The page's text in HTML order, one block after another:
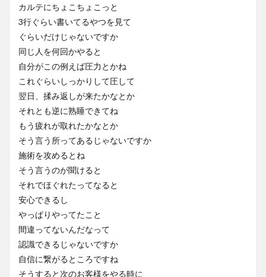
カルテにちょこちょこっと
3行ぐらい書いてるやつを見て
ぐらいだけじゃないですか
同じ人を何回かやると
自分がこの例えば圧力とかね
これぐらいしっかりして圧して
翌日、揉み返しが来たかなとか
それとも逆に熟睡できてね
もう疲れが取れたかなとか
そう言う所ってあるじゃないですか
施術を攻めるとね
そう言うのが聞けると
それでほぐれたってなると
安心できるし
やっぱりやってたこと
間違ってないんだなって
認識できるじゃないですか
自信に繋がるところですね
そうすると次のお客様をやる時に